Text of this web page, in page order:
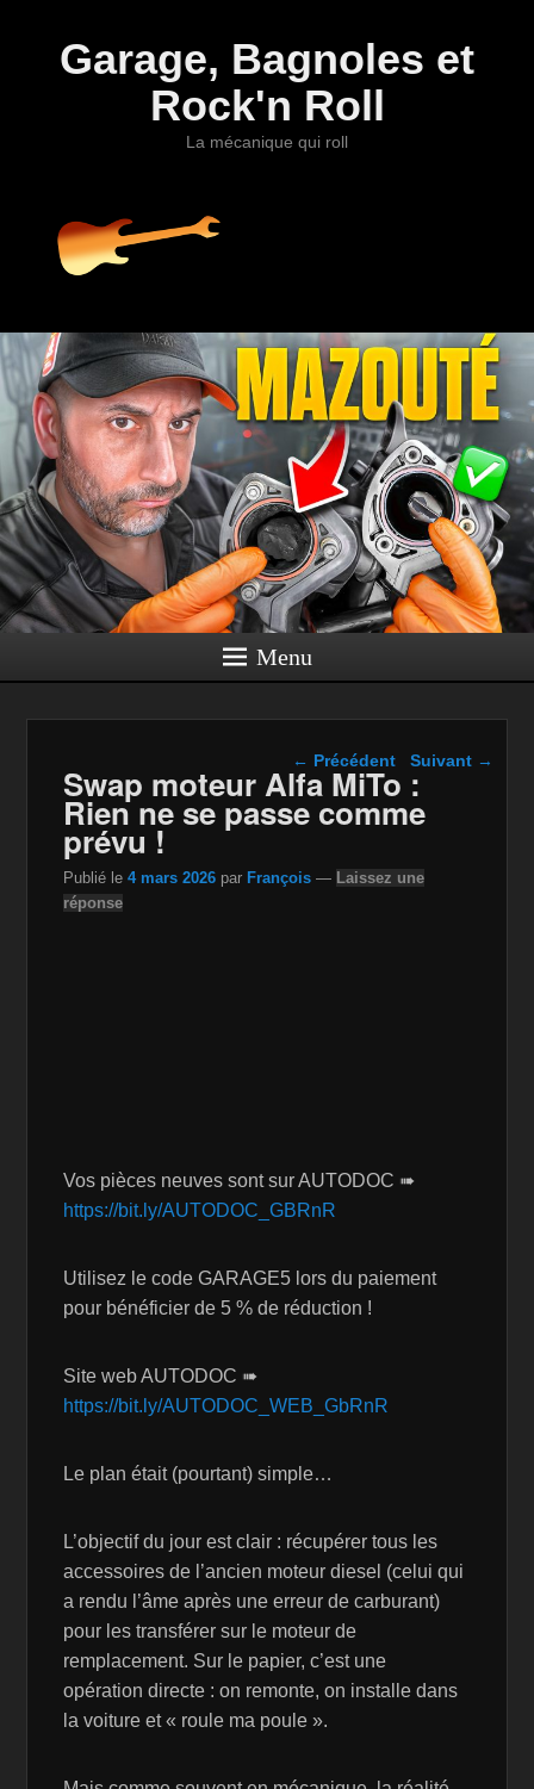
Garage, Bagnoles et
Rock'n Roll
La mécanique qui roll
Menu
Navigation dans les
← Précédent Suivant →
Swap moteur Alfa MiTo :
Rien ne se passe comme
prévu !
Publié le4 mars 2026 par François — Laissez une
réponse
Vos pièces neuves sont sur AUTODOC ➠
https://bit.ly/AUTODOC_GBRnR
Utilisez le code GARAGE5 lors du paiement
pour bénéficier de 5 % de réduction !
Site web AUTODOC ➠
https://bit.ly/AUTODOC_WEB_GbRnR
Le plan était (pourtant) simple…
L’objectif du jour est clair : récupérer tous les
accessoires de l’ancien moteur diesel (celui qui
a rendu l’âme après une erreur de carburant)
pour les transférer sur le moteur de
remplacement. Sur le papier, c’est une
opération directe : on remonte, on installe dans
la voiture et « roule ma poule ».